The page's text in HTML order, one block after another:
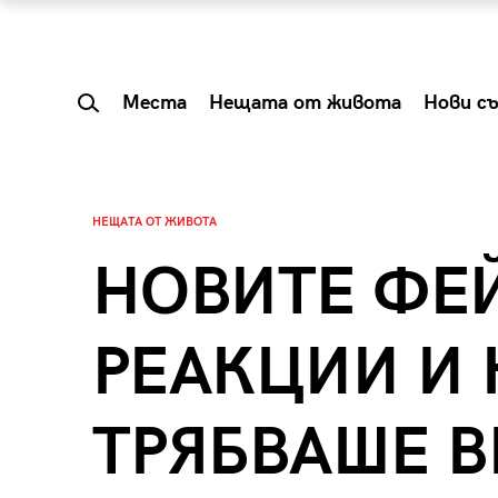
Места Нещата от живота Нови
НЕЩАТА ОТ ЖИВОТА
НОВИТЕ
РЕАКЦИИ И
ТРЯБВАШЕ
Summer Prelude: как